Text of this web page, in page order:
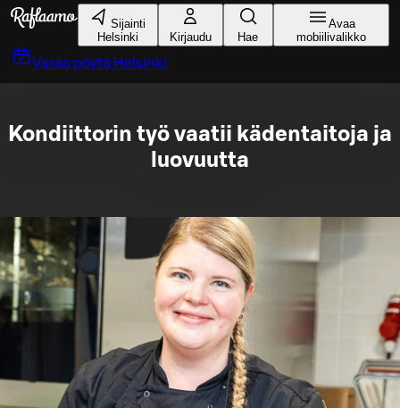
Siirry pääsisältöön
Sijainti
Helsinki
Kirjaudu Hae
Avaa
mobiilivalikko
Varaa pöytä Helsinki
Kondiittorin työ vaatii kädentaitoja ja
luovuutta